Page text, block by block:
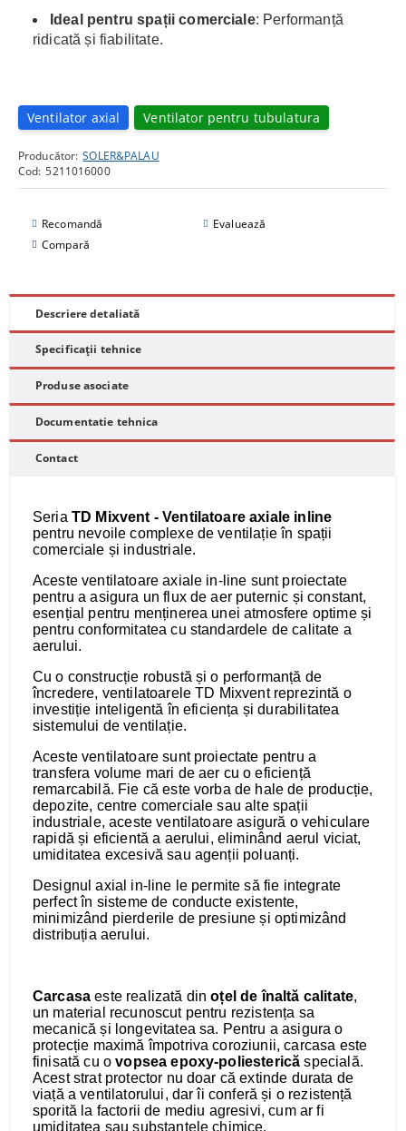
Ideal pentru spații comerciale: Performanță
ridicată și fiabilitate.
Ventilator axial Ventilator pentru tubulatura
Producător: SOLER&PALAU
Cod: 5211016000
Recomandă
Evaluează
Compară
Descriere detaliată
Specificații tehnice
Produse asociate
Documentatie tehnica
Contact
Seria TD Mixvent - Ventilatoare axiale inline
pentru nevoile complexe de ventilație în spații
comerciale și industriale.
Aceste ventilatoare axiale in-line sunt proiectate
pentru a asigura un flux de aer puternic și constant,
esențial pentru menținerea unei atmosfere optime și
pentru conformitatea cu standardele de calitate a
aerului.
Cu o construcție robustă și o performanță de
încredere, ventilatoarele TD Mixvent reprezintă o
investiție inteligentă în eficiența și durabilitatea
sistemului de ventilație.
Aceste ventilatoare sunt proiectate pentru a
transfera volume mari de aer cu o eficiență
remarcabilă. Fie că este vorba de hale de producție,
depozite, centre comerciale sau alte spații
industriale, aceste ventilatoare asigură o vehiculare
rapidă și eficientă a aerului, eliminând aerul viciat,
umiditatea excesivă sau agenții poluanți.
Designul axial in-line le permite să fie integrate
perfect în sisteme de conducte existente,
minimizând pierderile de presiune și optimizând
distribuția aerului.
Carcasa este realizată dinoțel de înaltă calitate,
un material recunoscut pentru rezistența sa
mecanică și longevitatea sa. Pentru a asigura o
protecție maximă împotriva coroziunii, carcasa este
finisată cu ovopsea epoxy-poliesterică specială.
Acest strat protector nu doar că extinde durata de
viață a ventilatorului, dar îi conferă și o rezistență
sporită la factorii de mediu agresivi, cum ar fi
umiditatea sau substanțele chimice.